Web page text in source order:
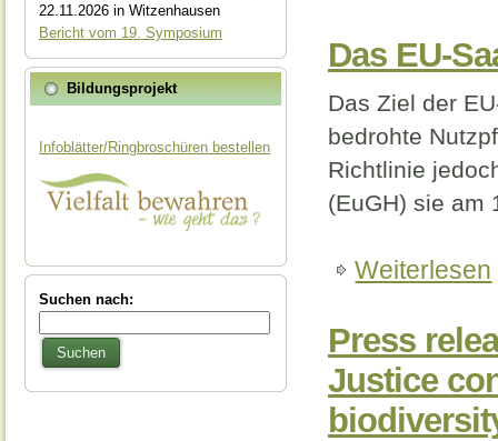
22.11.2026 in Witzenhausen
Bericht vom 19. Symposium
Bildungsprojekt
Infoblätter/Ringbroschüren bestellen
Suchen nach:
Suchen
Das EU-
Das Ziel der
bedrohte
Richtlinie
(EuGH) sie am
Weiterlesen
Press
Justice